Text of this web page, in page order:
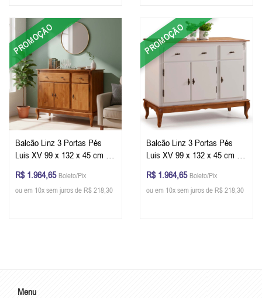
PROMOÇÃO
Balcão Linz 3 Portas Pés
Luis XV 99 x 132 x 45 cm (A
R$ 1.964,65 Boleto/Pix
ou em 10x sem juros de R$ 218,30
PROMOÇÃO
Balcão Linz 3 Portas Pés
Luis XV 99 x 132 x 45 cm (A
Imbuia Glazer
R$ 1.964,65 Boleto/Pix
ou em 10x sem juros de R$ 218,30
Menu